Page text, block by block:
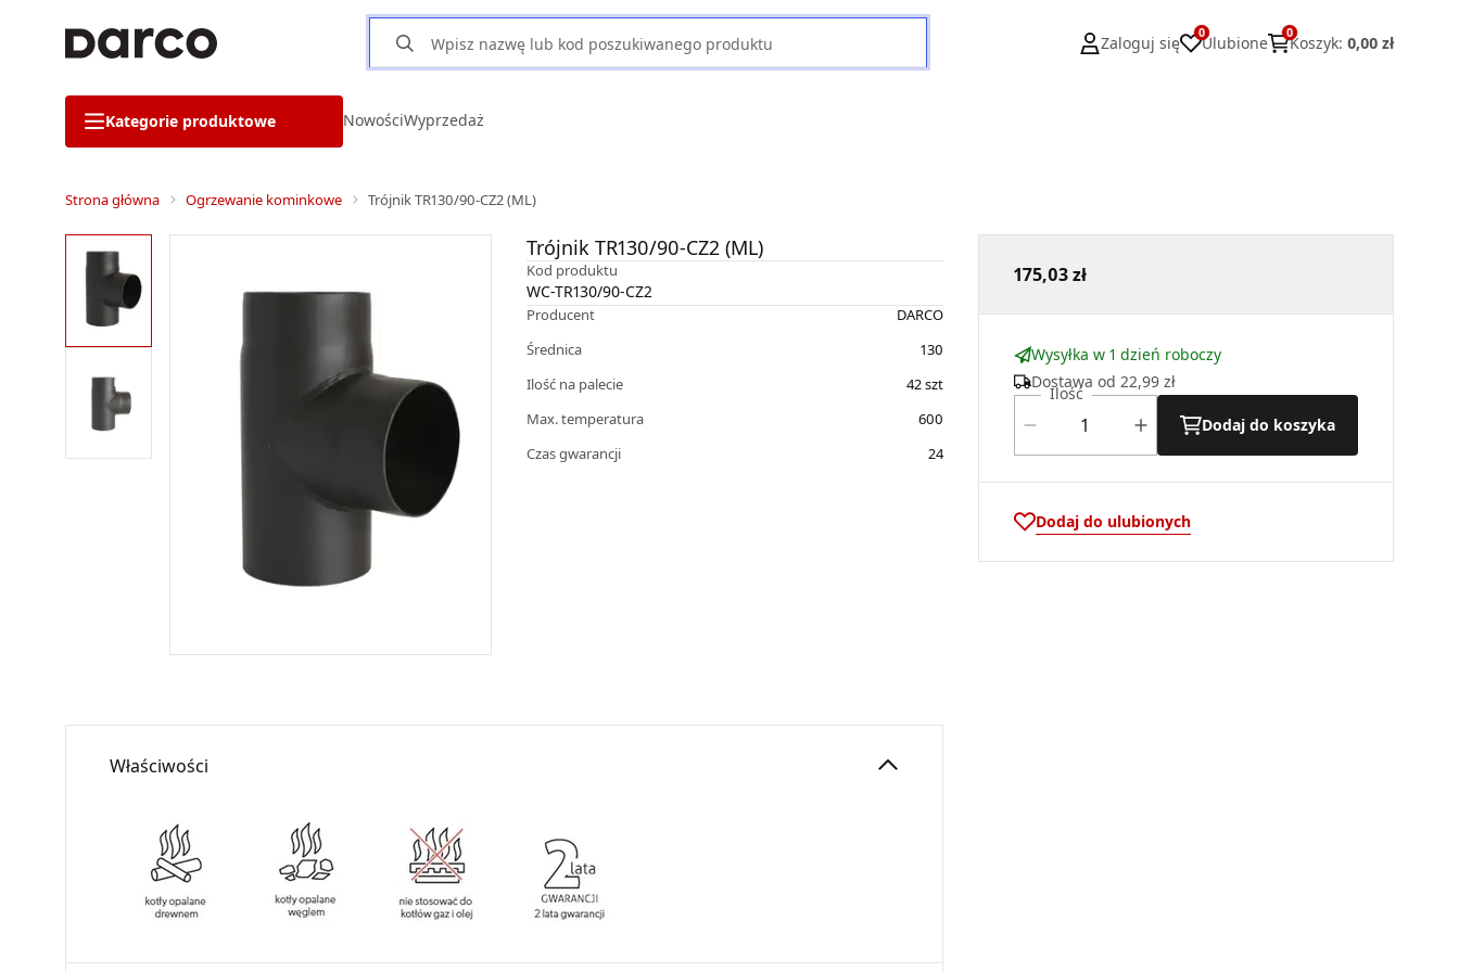
Zaloguj się
0
Ulubione
0
Koszyk: 0,00 zł
Kategorie produktowe NowościWyprzedaż
Strona główna Ogrzewanie kominkowe Trójnik TR130/90-CZ2 (ML)
Trójnik TR130/90-CZ2 (ML)
Kod produktu
WC-TR130/90-CZ2
Producent
DARCO
Średnica
130
Ilość na palecie
42szt
Max. temperatura
600
Czas gwarancji
24
175,03 zł
Wysyłka w 1 dzień roboczy
Dostawa od 22,99 zł
Ilość
Dodaj do koszyka
Dodaj do ulubionych
Właściwości